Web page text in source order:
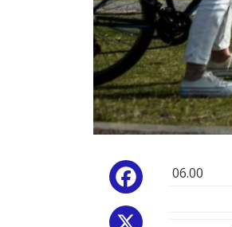
Facebook
06.00